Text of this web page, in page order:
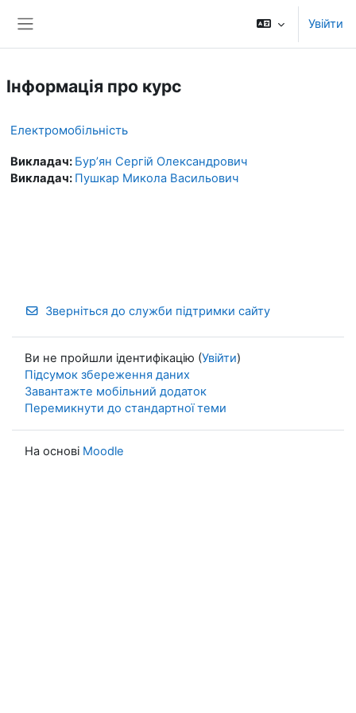
Увійти
Інформація про курс
Електромобільність
Викладач: Бур’ян Сергій Олександрович
Викладач: Пушкар Микола Васильович
Зверніться до служби підтримки сайту
Ви не пройшли ідентифікацію (Увійти)
Підсумок збереження даних
Завантажте мобільний додаток
Перемикнути до стандартної теми
На основі Moodle